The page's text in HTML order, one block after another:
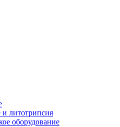
и литотрипсия
оборудование